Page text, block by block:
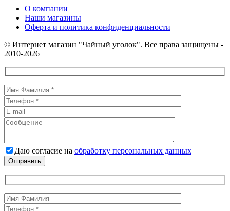
О компании
Наши магазины
Оферта и политика конфиденциальности
© Интернет магазин "Чайный уголок". Все права защищены -
2010-2026
Даю согласие на обработку персональных данных